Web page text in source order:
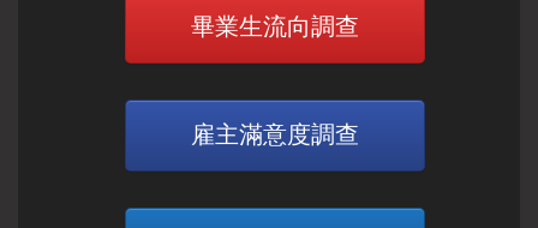
畢業生流向調查
雇主滿意度調查